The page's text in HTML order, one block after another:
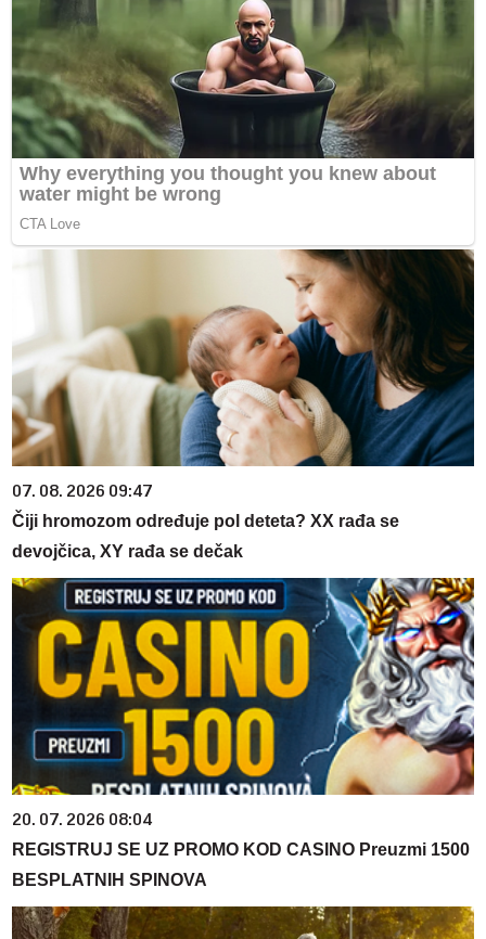
07. 08. 2026 09:47
Čiji hromozom određuje pol deteta? XX rađa se
devojčica, XY rađa se dečak
20. 07. 2026 08:04
REGISTRUJ SE UZ PROMO KOD CASINO Preuzmi 1500
BESPLATNIH SPINOVA